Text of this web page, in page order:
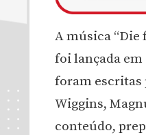
A música “Die
foi lançada em
foram escritas
Wiggins,
conteúdo,